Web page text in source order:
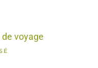
voyage